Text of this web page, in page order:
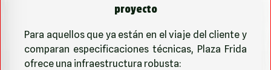
proyecto
Para aquellos que ya están en el viaje del cliente y
comparan especificaciones técnicas, Plaza Frida
ofrece una infraestructura robusta: